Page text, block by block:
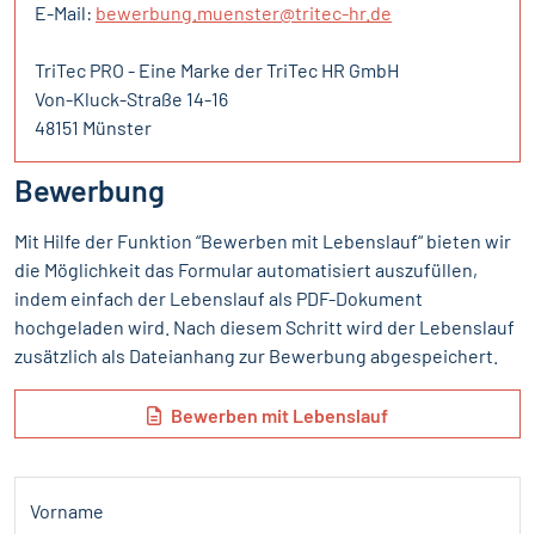
E-Mail: bewerbung.muenster@tritec-hr.de
TriTec PRO - Eine Marke der TriTec HR GmbH
Von-Kluck-Straße 14-16
48151 Münster
Bewerbung
Mit Hilfe der Funktion “Bewerben mit Lebenslauf“ bieten wir
die Möglichkeit das Formular automatisiert auszufüllen,
indem einfach der Lebenslauf als PDF-Dokument
hochgeladen wird. Nach diesem Schritt wird der Lebenslauf
zusätzlich als Dateianhang zur Bewerbung abgespeichert.
Bewerben mit Lebenslauf
Vorname